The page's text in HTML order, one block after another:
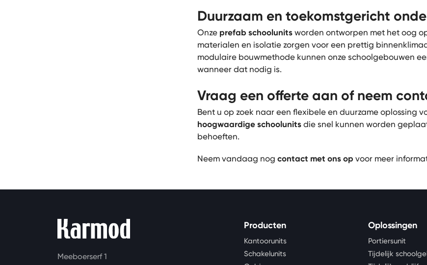
Duurzaam en toekomstgericht
Onze prefab schoolunits worden ontworpen met het oog
materialen en isolatie zorgen voor een prettig
modulaire bouwmethode kunnen onze schoolgebouwen
wanneer dat nodig is.
Vraag een offerte aan of neem
Bent u op zoek naar een flexibele en duurzame oplossing
hoogwaardige schoolunits die snel kunnen worden
behoeften.
Neem vandaag nog contact met ons op voor meer
Meeboerserf 1
Producten
Kantoorunits
Schakelunits
Oplossingen
Portiersunit
Tijdelijk